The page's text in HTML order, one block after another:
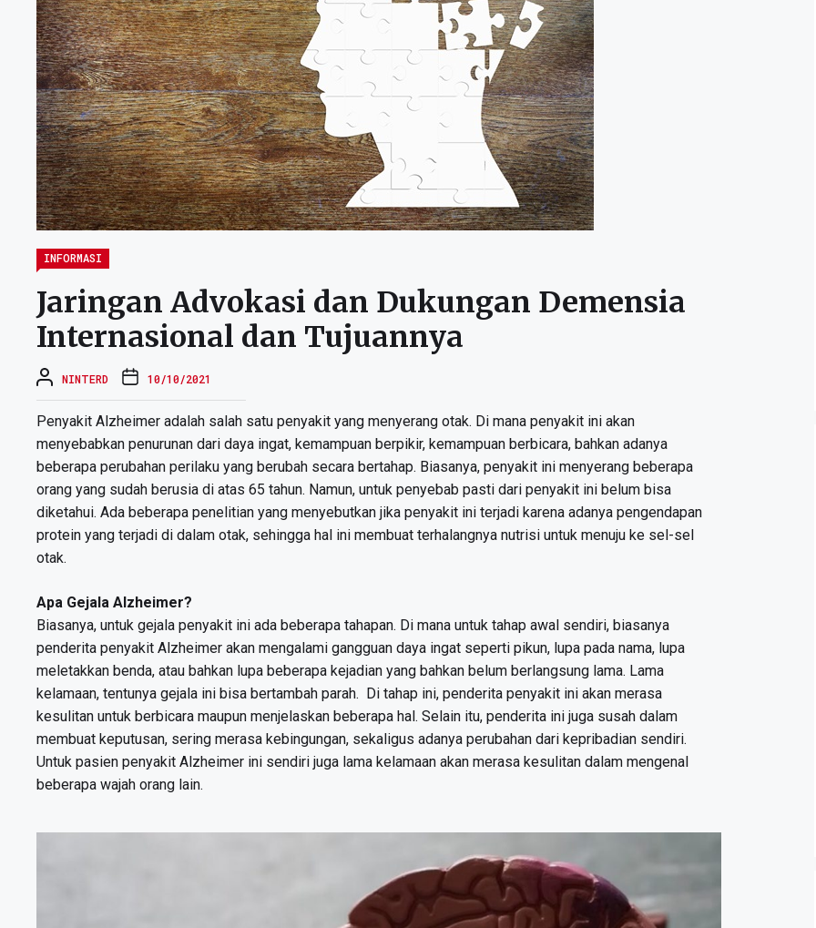
INFORMASI
Jaringan Advokasi dan Dukungan Demensia
Internasional dan Tujuannya
NINTERD 10/10/2021
Penyakit Alzheimer adalah salah satu penyakit yang menyerang otak. Di mana penyakit ini akan
menyebabkan penurunan dari daya ingat, kemampuan berpikir, kemampuan berbicara, bahkan adanya
beberapa perubahan perilaku yang berubah secara bertahap. Biasanya, penyakit ini menyerang beberapa
orang yang sudah berusia di atas 65 tahun. Namun, untuk penyebab pasti dari penyakit ini belum bisa
diketahui. Ada beberapa penelitian yang menyebutkan jika penyakit ini terjadi karena adanya pengendapan
protein yang terjadi di dalam otak, sehingga hal ini membuat terhalangnya nutrisi untuk menuju ke sel-sel
otak.
Apa Gejala Alzheimer?
Biasanya, untuk gejala penyakit ini ada beberapa tahapan. Di mana untuk tahap awal sendiri, biasanya
penderita penyakit Alzheimer akan mengalami gangguan daya ingat seperti pikun, lupa pada nama, lupa
meletakkan benda, atau bahkan lupa beberapa kejadian yang bahkan belum berlangsung lama. Lama
kelamaan, tentunya gejala ini bisa bertambah parah. Di tahap ini, penderita penyakit ini akan merasa
kesulitan untuk berbicara maupun menjelaskan beberapa hal. Selain itu, penderita ini juga susah dalam
membuat keputusan, sering merasa kebingungan, sekaligus adanya perubahan dari kepribadian sendiri.
Untuk pasien penyakit Alzheimer ini sendiri juga lama kelamaan akan merasa kesulitan dalam mengenal
beberapa wajah orang lain.